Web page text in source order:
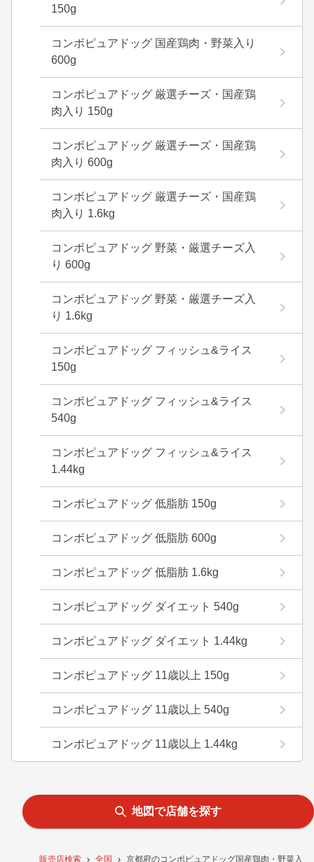
販売店検索 全国 京都府のコンボピュアドッグ国産鶏肉・野菜入
150g
コンボピュアドッグ 国産鶏肉・野菜入り
600g
コンボピュアドッグ 厳選チーズ・国産鶏
肉入り 150g
コンボピュアドッグ 厳選チーズ・国産鶏
肉入り 600g
コンボピュアドッグ 厳選チーズ・国産鶏
肉入り 1.6kg
コンボピュアドッグ 野菜・厳選チーズ入
り 600g
コンボピュアドッグ 野菜・厳選チーズ入
り 1.6kg
コンボピュアドッグ フィッシュ&ライス
150g
コンボピュアドッグ フィッシュ&ライス
540g
コンボピュアドッグ フィッシュ&ライス
1.44kg
コンボピュアドッグ 低脂肪 150g
コンボピュアドッグ 低脂肪 600g
コンボピュアドッグ 低脂肪 1.6kg
コンボピュアドッグ ダイエット 540g
コンボピュアドッグ ダイエット 1.44kg
コンボピュアドッグ 11歳以上 150g
コンボピュアドッグ 11歳以上 540g
コンボピュアドッグ 11歳以上 1.44kg
地図で店舗を探す